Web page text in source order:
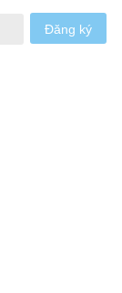
Đăng ký